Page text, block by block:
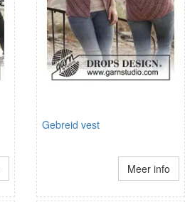
Gebreid vest
Meer info